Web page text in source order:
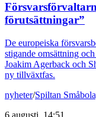
förutsättningar”
De europeiska
stigande omsättning
Joakim Agerback och
ny tillväxtfas.
nyheter/Spiltan